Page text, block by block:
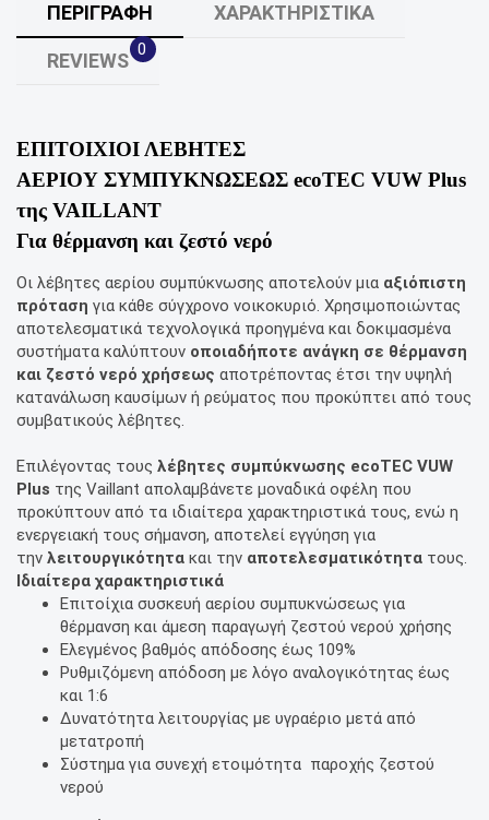
ΠΕΡΙΓΡΑΦΉ ΧΑΡΑΚΤΗΡΙΣΤΙΚΆ
REVIEWS
0
ΕΠΙΤΟΙXΙΟΙ ΛΕΒΗΤΕΣ
ΑΕΡΙΟΥ ΣΥΜΠΥΚΝΩΣΕΩΣ ecoTEC VUW Plus
της VAILLANT
Για θέρμανση και ζεστό νερό
Οι λέβητες αερίου συμπύκνωσης αποτελούν μια αξιόπιστη
πρόταση για κάθε σύγχρονο νοικοκυριό. Χρησιμοποιώντας
αποτελεσματικά τεχνολογικά προηγμένα και δοκιμασμένα
συστήματα καλύπτουν οποιαδήποτε ανάγκη σε θέρμανση
και ζεστό νερό χρήσεως αποτρέποντας έτσι την υψηλή
κατανάλωση καυσίμων ή ρεύματος που προκύπτει από τους
συμβατικούς λέβητες.
Επιλέγοντας τους λέβητες συμπύκνωσης ecoTEC VUW
Plus της Vaillant απολαμβάνετε μοναδικά οφέλη που
προκύπτουν από τα ιδιαίτερα χαρακτηριστικά τους, ενώ η
ενεργειακή τους σήμανση, αποτελεί εγγύηση για
την λειτουργικότητα και την αποτελεσματικότητα τους.
Ιδιαίτερα χαρακτηριστικά
Επιτοίχια συσκευή αερίου συμπυκνώσεως για
θέρμανση και άμεση παραγωγή ζεστού νερού χρήσης
Ελεγμένος βαθμός απόδοσης έως 109%
Ρυθμιζόμενη απόδοση με λόγο αναλογικότητας έως
και 1:6
Δυνατότητα λειτουργίας με υγραέριο μετά από
μετατροπή
Σύστημα για συνεχή ετοιμότητα παροχής ζεστού
νερού